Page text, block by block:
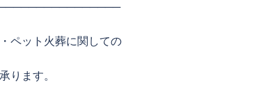
ペット火葬に関しての
ります。